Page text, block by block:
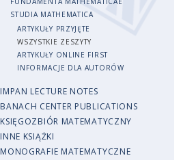
STUDIA MATHEMATICA
ARTYKUŁY PRZYJĘTE
WSZYSTKIE ZESZYTY
ARTYKUŁY ONLINE FIRST
INFORMACJE DLA AUTORÓW
IMPAN LECTURE NOTES
BANACH CENTER PUBLICATIONS
KSIĘGOZBIÓR MATEMATYCZNY
INNE KSIĄŻKI
MONOGRAFIE MATEMATYCZNE